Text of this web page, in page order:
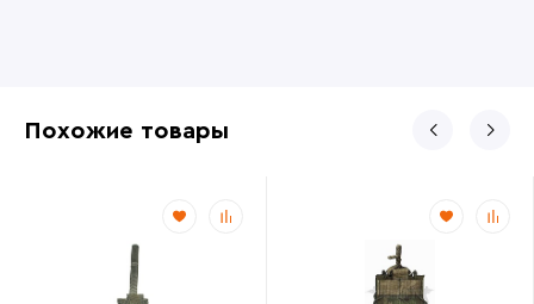
Похожие товары